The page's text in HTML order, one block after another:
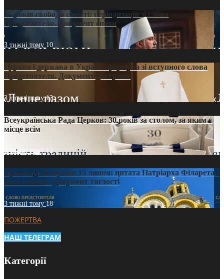
35 років свободи совісті: періодизація зі слова
Предстоятеля. Документ епохи
3 тижні тому 10
Церква і держава в Україні: формула зі вступного слова
Предстоятеля. Документ доктрини
3 тижні тому13
Всеукраїнська Рада Церков: 30 років за столом, за яким є
місце всім
3 тижні тому12
Проповідь Епіфанія 15 липня: цитата Патріарха Філарета з
його амвона. Документ тяглості
3 тижні тому18
ПОЖЕРТВА
НАШ ТЕЛЕГРАМ
Категорії